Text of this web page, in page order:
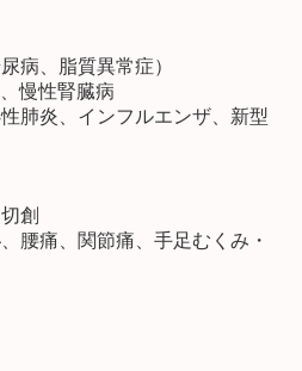
病、脂質異常症）
慢性腎臓病
肺炎、インフルエンザ、新型
創
腰痛、関節痛、手足むくみ・